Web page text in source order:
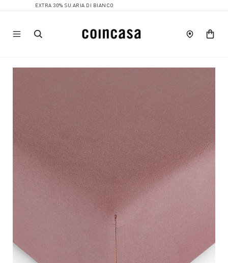
EXTRA 30% SU ARIA DI BIANCO